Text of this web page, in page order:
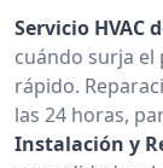
Servicio HVAC
cuándo surja
rápido.
las 24 horas,
Instalación y